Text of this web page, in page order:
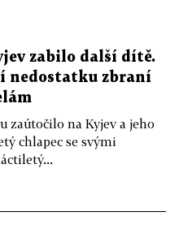
zabilo další dítě.
nedostatku zbraní
zaútočilo na Kyjev a jeho
chlapec se svými